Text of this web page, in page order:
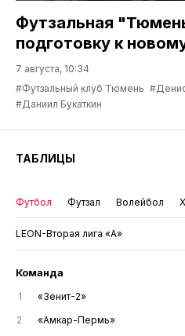
Футзальная
подготовку к
7 августа, 10:34
#Футзальный клуб Тюмень
#Даниил Букаткин
ТАБЛИЦЫ
Футбол Футзал Волейбол
LEON-Вторая лига «А»
Команда
1 «Зенит-2»
2
«Амкар-Пермь»